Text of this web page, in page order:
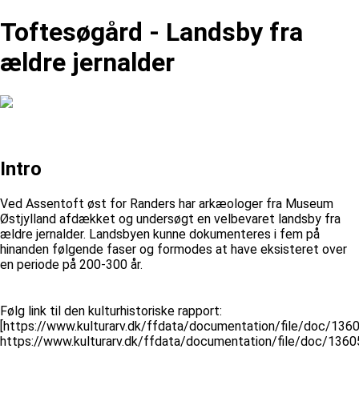
Toftesøgård - Landsby fra
ældre jernalder
Intro
Ved Assentoft øst for Randers har arkæologer fra Museum
Østjylland afdækket og undersøgt en velbevaret landsby fra
ældre jernalder. Landsbyen kunne dokumenteres i fem på
hinanden følgende faser og formodes at have eksisteret over
en periode på 200-300 år.
Følg link til den kulturhistoriske rapport:
[https://www.kulturarv.dk/ffdata/documentation/file/doc/
https://www.kulturarv.dk/ffdata/documentation/file/doc/